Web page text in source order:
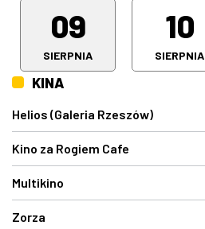
09
SIERPNIA
10
SIERPNIA
KINA
Helios (Galeria Rzeszów)
Kino za Rogiem Cafe
Multikino
Zorza